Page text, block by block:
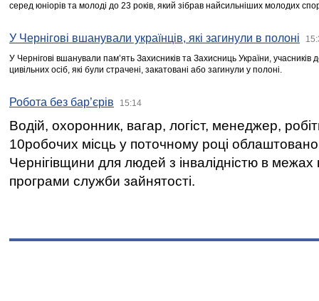
серед юніорів та молоді до 23 років, який зібрав найсильніших молодих
У Чернігові вшанували українців, які загинули в полоні
У Чернігові вшанували пам’ять Захисників та Захисниць України,
цивільних осіб, які були страчені, закатовані або загинули у полоні.
Робота без бар’єрів 15:14
Водій, охоронник, вагар, логіст, менеджер,
10робочих місць у поточному році
Чернігівщини для людей з інвалідністю в межах
програми служби зайнятості.